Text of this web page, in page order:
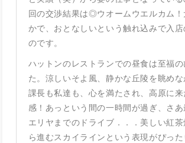
回の交渉結果は◎ウオームウエルカム！
かで、おとなしいという触れ込みで入店
のです。
ハットンのレストランでの昼食は至福の
た。涼しいそよ風、静かな丘陵を眺め
課長も私達も、心を満たされ、高原に
感！あっという間の一時間が過ぎ、さ
エリヤまでのドライブ．．．美しい紅
ら進むスカイラインという表現がぴっ